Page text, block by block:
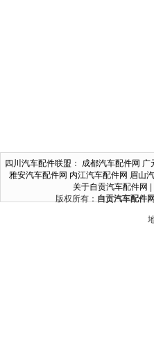
四川汽车配件联盟 ： 成都汽车配件网 广
雅安汽车配件网 内江汽车配件网 眉山
关于自贡汽车配件网
版权所有： 自贡汽车配件